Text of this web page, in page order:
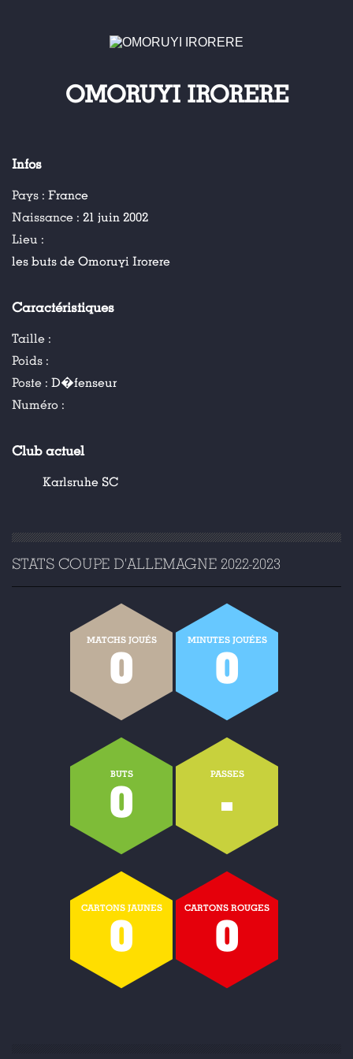
OMORUYI IRORERE
Infos
Pays : France
Naissance : 21 juin 2002
Lieu :
les buts de Omoruyi Irorere
Caractéristiques
Taille :
Poids :
Poste : D�fenseur
Numéro :
Club actuel
Karlsruhe SC
STATS COUPE D'ALLEMAGNE 2022-2023
MATCHS JOUÉS
0
MINUTES JOUÉES
0
BUTS
0
PASSES
-
CARTONS JAUNES
0
CARTONS ROUGES
0